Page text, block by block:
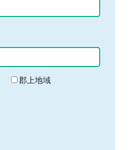
郡上地域